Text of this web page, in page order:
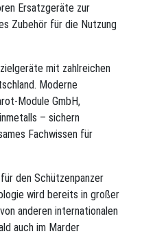
Ersatzgeräte zur
Zubehör für die Nutzung
mit zahlreichen
Moderne
Module GmbH,
– sichern
Fachwissen für
den Schützenpanzer
wird bereits in großer
anderen internationalen
auch im Marder